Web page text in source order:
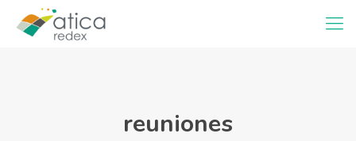
reuniones